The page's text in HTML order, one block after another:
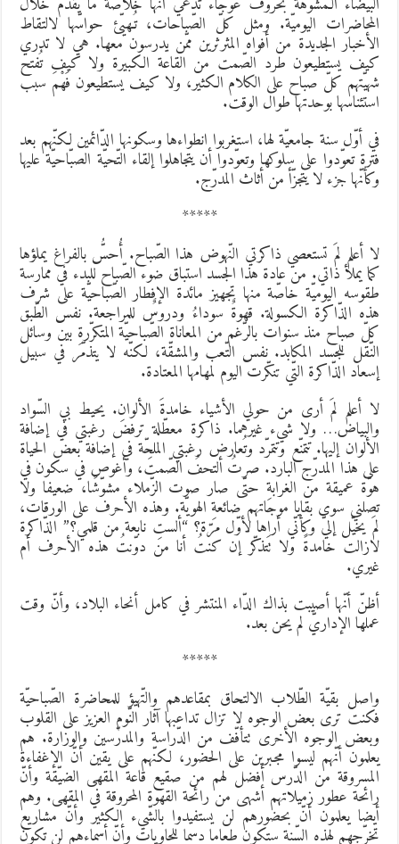
اليوميّة. ومثل كلّ الصّباحات، تُـهيّئ حواسّها لالتقاط
الجديدة من أفواه المثرثرين ممّن يدرسون معها. هي لا تدري
يستطيعون طرد الصّمت من القاعة الكبيرة ولا كيف تُفتح
كلّ صباح على الكلام الكثير، ولا كيف يستطيعون فَهْمَ سبب
بوحدتها طوال الوقت.
أوّل سنة جامعيّة لها، استغربوا انطواءها وسكونها الدّائمين لكنّهم بعد
تعوّدوا على سلوكها وتعوّدوا أن يتجاهلوا إلقاء التّحيّة الصبّاحيّة عليها
جزء لا يتجزّأ من أثاث المدرّج.
*****
أعلم لمَ تستعصي ذاكرتي النّهوض هذا الصّباح. أُحسُّ بالفراغ يملؤها
يملأ ذاتي. من عادة هذا الجسد استباق ضوء الصّباح للبدء في ممارسة
اليوميّة خاصّة منها تجهيز مائدة الإفطار الصّباحيّة على شرف
الذّاكرة الكسولة. قهوةٌ سوداءُ ودروسٌ للمراجعة. نفس الطّبق
صباح منذ سنوات بالرّغم من المعاناة الصّباحيّة المتكرّرةِ بين وسائل
للجسد المكابد. نفس التّعب والمشقّة، لكنّه لا يتذمّر في سبيل
الذّاكرة التّي تنكّرت اليوم لمهامها المعتادة.
أعلم لمَ أرى من حولي الأشياء خامدةَ الألوانِ. يحيط بي السّواد
ولا شيء غيرهما. ذاكرة معطّلة ترفض رغبتي في إضافة
إليها. تتمنّع وتتمرّد وتُعارض رغبتي الملحّة في إضافة بعض الحياة
هذا المدرّج البارد. صرتُ ألتحفُ الصّمتَ، وأغوص في سكون في
عميقة من الغرابةِ حتّى صار صوت الزّملاء مشوّشًا، ضعيفا ولا
سوى بقايا موجاتهم ضائعةِ الهويّة. وهذه الأحرف على الورقات،
يخيّل إليّ وكأنّي أراها لأوّل مرّة؟ “ألستِ نابعة من قلمي؟” الذّاكرة
خامدةً ولا تَتذكّر إن كنتُ أنا من دوّنتُ هذه الأحرف أم
أنّها أصيبت بذاك الدّاء المنتشر في كامل أنحاء البلاد، وأنّ وقت
الإداريّ لم يحن بعد.
*****
بقيّة الطّلاب الالتحاق بمقاعدهم والتّهيؤ للمحاضرة الصّباحيّة
ترى بعض الوجوه لا تزال تداعبها آثار النّوم العزيز على القلوب
الوجوه الأخرى تتأفّف من الدّراسة والمدرّسين والوزارة. هم
أنّهم ليسوا مجبرين على الحضور، لكنّهم على يقين أنّ الإغفاءة
من الدّرس أفضل لهم من صقيع قاعة المقهى الضيّقة وأنّ
عطور زميلاتهم أشهى من رائحة القهوة المحروقة في المقهى. وهم
يعلمون أنّ بحضورهم لن يستفيدوا بالشّيء الكثير وأنّ مشاريع
لهذه السّنة ستكون طعاما دسما للحاويات وأنّ أسماءهم لن تكون